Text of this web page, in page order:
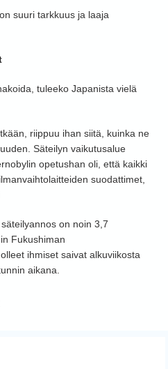
suuri tarkkuus ja laaja
tuleeko Japanista vielä
riippuu ihan siitä, kuinka ne
Säteilyn vaikutusalue
opetushan oli, että kaikki
suodattimet,
on noin 3,7
Fukushiman
ihmiset saivat alkuviikosta
aikana.